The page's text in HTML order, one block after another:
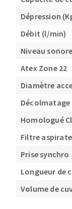
Dépression
Débit (l/min)
Niveau
Atex Zone 22
Diamètre
Décolmatage
Homologué
Filtre
Prise synchro
Longueur de
Volume de